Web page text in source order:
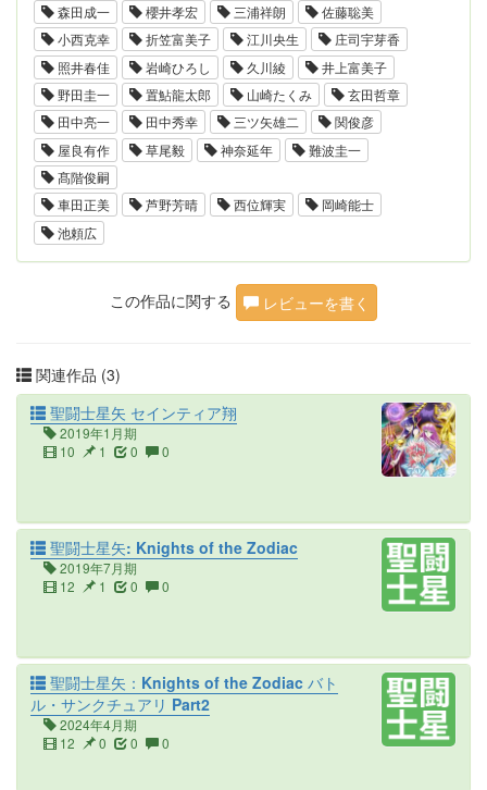
森田成一
櫻井孝宏 三浦祥朗
佐藤聡美
小西克幸
折笠富美子 江川央生
庄司宇芽香
照井春佳
岩崎ひろし 久川綾
井上富美子
野田圭一
置鮎龍太郎 山崎たくみ
玄田哲章
田中亮一
田中秀幸 三ツ矢雄二
関俊彦
屋良有作
草尾毅 神奈延年
難波圭一
髙階俊嗣
車田正美
芦野芳晴 西位輝実
岡崎能士
池頼広
この作品に関する レビューを書く
関連作品 (3)
聖闘士星矢 セインティア翔
2019年1月期
10
1 0 0
聖闘士星矢: Knights of the Zodiac
2019年7月期
12
1 0 0
聖闘士星矢：Knights of the Zodiac バト
ル・サンクチュアリ Part2
2024年4月期
12
0 0 0